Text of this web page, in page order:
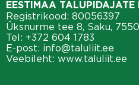
EESTIMAA TALUPIDAJATE
Registrikood: 80056397
Üksnurme tee 8, Saku,
Tel: +372 604 1783
E-post: info@taluliit.ee
Veebileht: www.taluliit.ee